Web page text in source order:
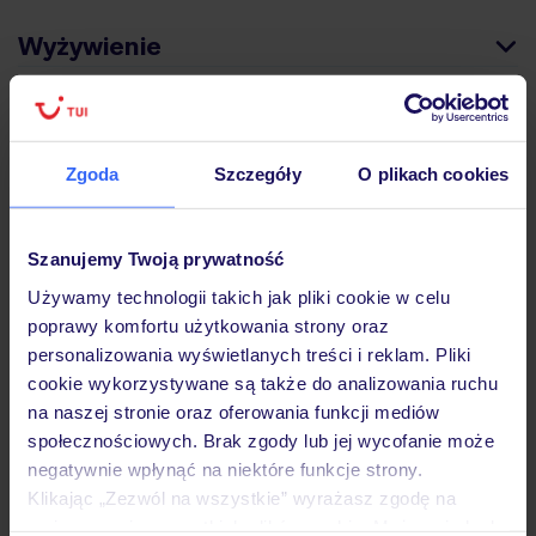
Zgoda Szczegóły O plikach cookies
Szanujemy Twoją prywatność
Używamy technologii takich jak pliki cookie w celu
poprawy komfortu użytkowania strony oraz
personalizowania wyświetlanych treści i reklam. Pliki
cookie wykorzystywane są także do analizowania ruchu
na naszej stronie oraz oferowania funkcji mediów
społecznościowych. Brak zgody lub jej wycofanie może
negatywnie wpłynąć na niektóre funkcje strony.
Klikając „Zezwól na wszystkie” wyrażasz zgodę na
Wyżywienie
Atrakcje
Często zadawane pytania
Jak zmienić uczestników/osobę zgłaszającą?
Czy w Hotelu będzie przedstawiciel TUI?
Na jakiej podstawie i gdzie otrzymam karty
pokładowe/bilety lotnicze?
Zobacz więcej